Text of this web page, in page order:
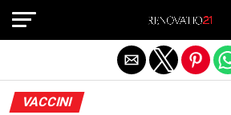
VACCINI
Exit mobile version